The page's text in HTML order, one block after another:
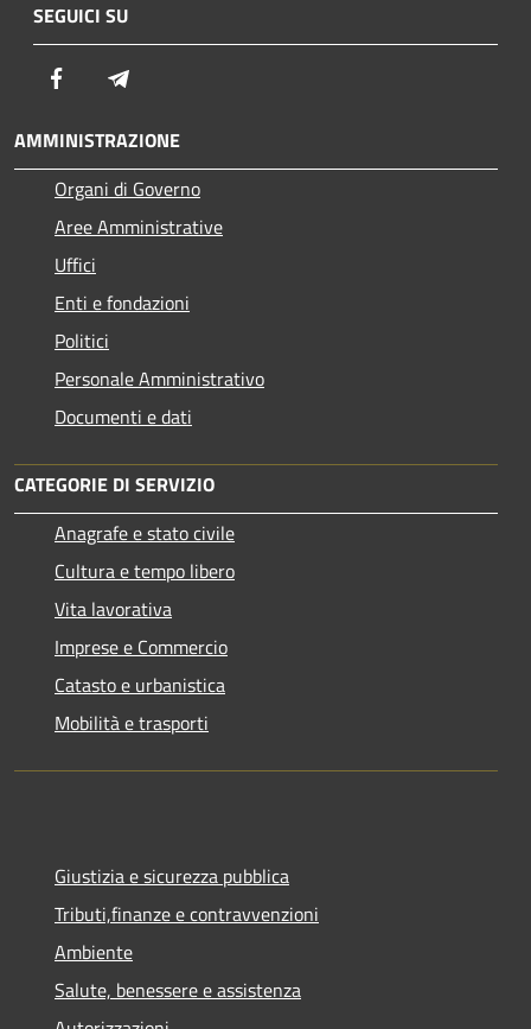
SEGUICI SU
Facebook
AMMINISTRAZIONE
Organi di Governo
Aree Amministrative
Uffici
Enti e fondazioni
Politici
Personale Amministrativo
Documenti e dati
CATEGORIE DI SERVIZIO
Anagrafe e stato civile
Cultura e tempo libero
Vita lavorativa
Imprese e Commercio
Catasto e urbanistica
Mobilità e trasporti
Giustizia e sicurezza pubblica
Tributi,finanze e contravvenzioni
Ambiente
Salute, benessere e assistenza